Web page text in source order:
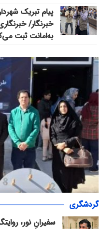
پیام تبریک
خبرنگار/
به‌امانت ثبت
«سپاس» در میانرود شیراز
خدمات اجتماعی با حضور ۳۰۰ شهروند
گردشگری
سفیرانِ نور،